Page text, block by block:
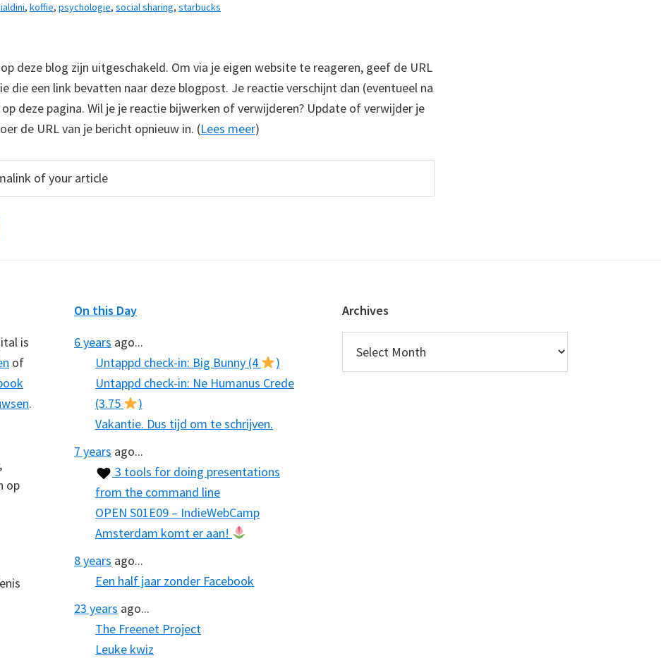
, koffie, psychologie, social sharing, starbucks
deze blog zijn uitgeschakeld. Om via je eigen website te reageren, geef de URL
die een link bevatten naar deze blogpost. Je reactie verschijnt dan (eventueel na
deze pagina. Wil je je reactie bijwerken of verwijderen? Update of verwijder je
de URL van je bericht opnieuw in. (Lees meer)
is
of
.
op
On this Day
6 years ago...
Untappd check-in: Big Bunny (4
)
Untappd check-in: Ne Humanus Crede
(3.75
)
Vakantie. Dus tijd om te schrijven.
7 years ago...
3 tools for doing presentations
from the command line
OPEN S01E09 – IndieWebCamp
Amsterdam komt er aan!
8 years ago...
Een half jaar zonder Facebook
23 years ago...
The Freenet Project
Leuke kwiz
Archives